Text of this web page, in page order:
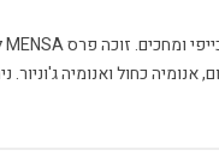
אנומיה כחול ואנומיה ג'וניור.